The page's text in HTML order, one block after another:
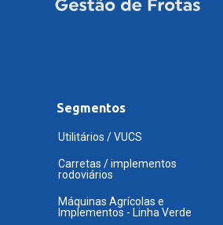
Segmentos
Utilitários / VUCS
Carretas / implementos
rodoviários
Máquinas Agrícolas e
Implementos - Linha Verde